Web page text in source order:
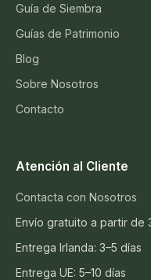
Guía de Siembra
Guías de Patrimonio
Blog
Sobre Nosotros
Contacto
Atención al Cliente
Contacta con Nosotros
Envío gratuito a partir de
Entrega Irlanda: 3–5 días
Entrega UE: 5–10 días